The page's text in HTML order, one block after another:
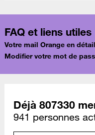
FAQ et liens utiles
Votre mail Orange en
Modifier votre mot de
Déjà 807330
941 personnes